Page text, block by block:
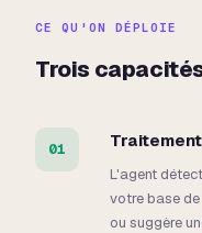
CE QU'ON DÉPLOIE
Trois
01
L'agent
votre base
ou suggère